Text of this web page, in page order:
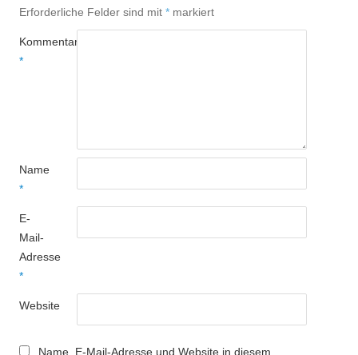
Erforderliche Felder sind mit * markiert
Kommentar
*
Name
*
E-
Mail-
Adresse
*
Website
Name, E-Mail-Adresse und Website in diesem